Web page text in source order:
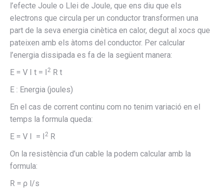
l’efecte Joule o Llei de Joule, que ens diu que els
electrons que circula per un conductor transformen una
part de la seva energia cinètica en calor, degut al xocs que
pateixen amb els àtoms del conductor. Per calcular
l’energia dissipada es fa de la següent manera:
E = V I t = I 2 R t
E : Energia (joules)
En el cas de corrent continu com no tenim variació en el
temps la formula queda:
E = V I = I 2 R
On la resistència d’un cable la podem calcular amb la
formula:
R = ρ l/s